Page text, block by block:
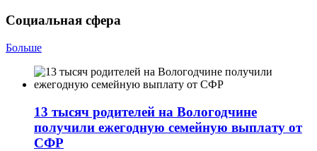
Социальная сфера
Больше
13 тысяч родителей на Вологодчине
получили ежегодную семейную выплату от
СФР